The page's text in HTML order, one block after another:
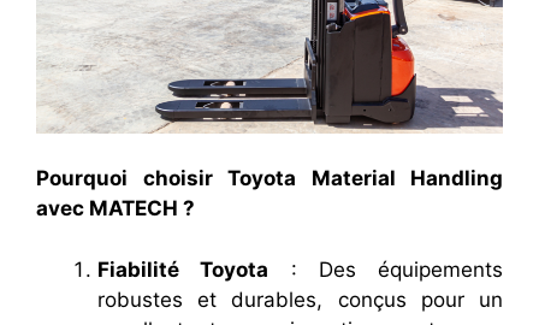
Pourquoi choisir Toyota Material Handling
avec MATECH ?
Fiabilité Toyota : Des équipements
robustes et durables, conçus pour un